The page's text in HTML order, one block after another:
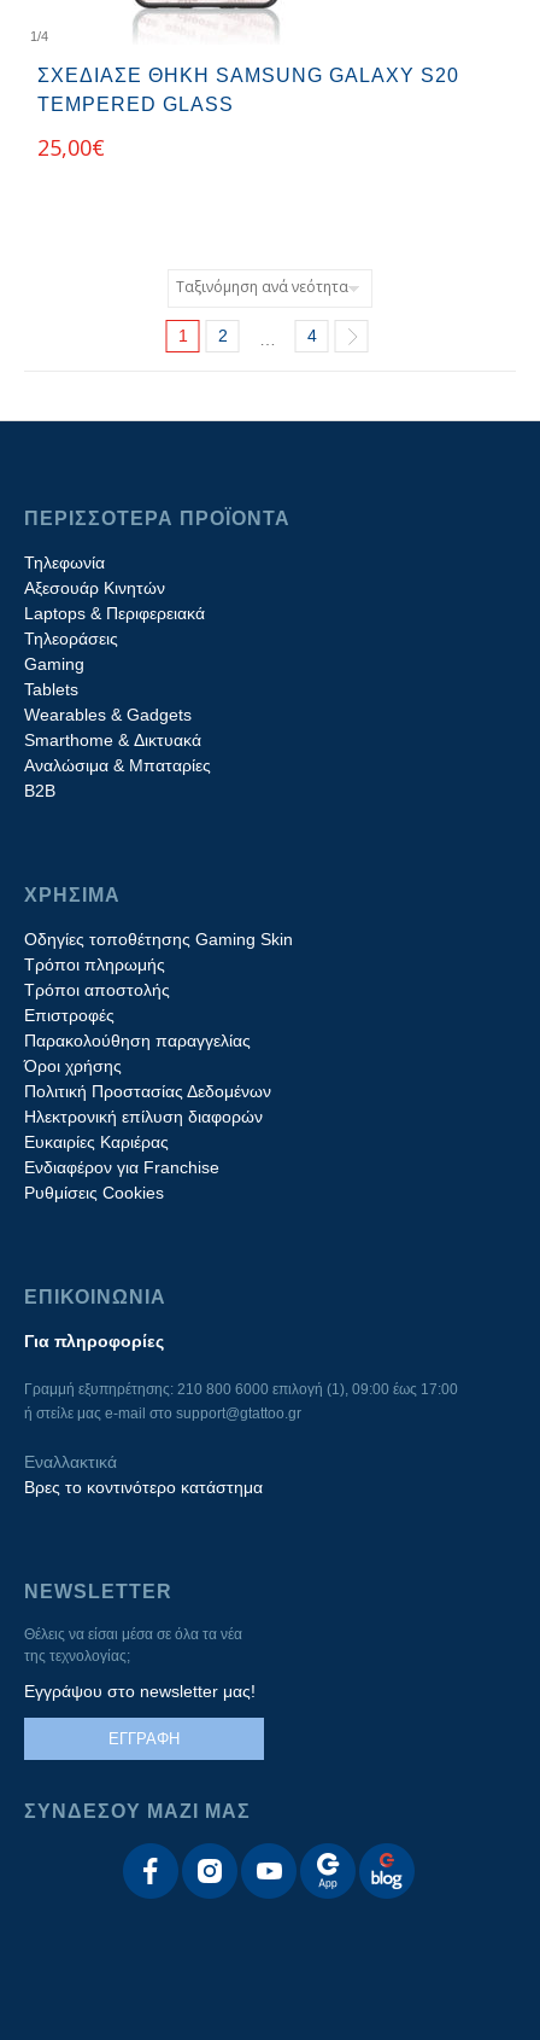
1/4
ΣΧΕΔΊΑΣΕ ΘΉΚΗ SAMSUNG GALAXY S20
TEMPERED GLASS
25,00€
1 2 4
ΠΕΡΙΣΣΟΤΕΡΑ ΠΡΟΪΟΝΤΑ
Τηλεφωνία
Αξεσουάρ Κινητών
Laptops & Περιφερειακά
Τηλεοράσεις
Gaming
Tablets
Wearables & Gadgets
Smarthome & Δικτυακά
Aναλώσιμα & Μπαταρίες
Β2B
ΧΡΗΣΙΜΑ
Οδηγίες τοποθέτησης Gaming Skin
Τρόποι πληρωμής
Τρόποι αποστολής
Επιστροφές
Παρακολούθηση παραγγελίας
Όροι χρήσης
Πολιτική Προστασίας Δεδομένων
Ηλεκτρονική επίλυση διαφορών
Ευκαιρίες Καριέρας
Ενδιαφέρον για Franchise
Ρυθμίσεις Cookies
ΕΠΙΚΟΙΝΩΝΙΑ
Για πληροφορίες
Γραμμή εξυπηρέτησης: 210 800 6000 επιλογή (1), 09:00 έως 17:00
ή στείλε μας e-mail στο support@gtattoo.gr
Εναλλακτικά
Βρες το κοντινότερο κατάστημα
NEWSLETTER
Θέλεις να είσαι μέσα σε όλα τα νέα
της τεχνολογίας;
Εγγράψου στο newsletter μας!
ΕΓΓΡΑΦΗ
ΣΥΝΔΕΣΟΥ ΜΑΖΙ ΜΑΣ